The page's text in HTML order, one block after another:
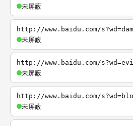
未屏蔽
http://www.baidu.com/
未屏蔽
http://www.baidu.com/
未屏蔽
http://www.baidu.com/
未屏蔽